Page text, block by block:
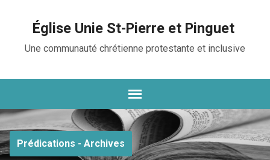
Église Unie St-Pierre et Pinguet
Une communauté chrétienne protestante et inclusive
Prédications - Archives